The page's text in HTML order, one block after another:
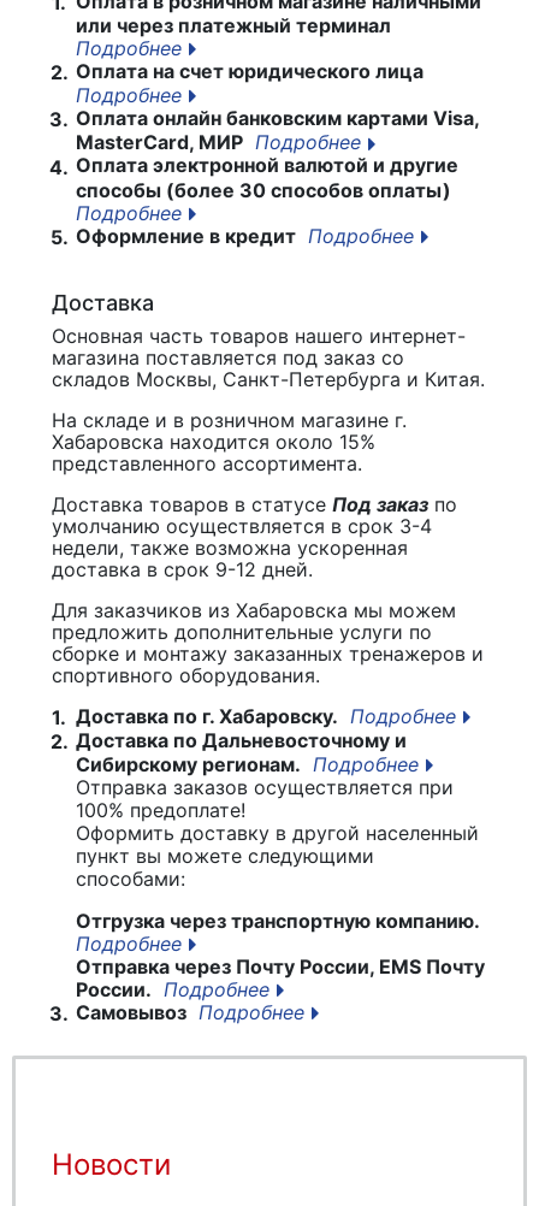
или через платежный терминал
Подробнее
2. Оплата на счет юридического лица
Подробнее
3. Оплата онлайн банковским картами Visa,
MasterCard, МИР Подробнее
4. Оплата электронной валютой и другие
способы (более 30 способов оплаты)
Подробнее
5. Оформление в кредит Подробнее
Доставка
Основная часть товаров нашего интернет-
магазина поставляется под заказ со
складов Москвы, Санкт-Петербурга и Китая.
На складе и в розничном магазине г.
Хабаровска находится около 15%
представленного ассортимента.
Доставка товаров в статусе Под заказ по
умолчанию осуществляется в срок 3-4
недели, также возможна ускоренная
доставка в срок 9-12 дней.
Для заказчиков из Хабаровска мы можем
предложить дополнительные услуги по
сборке и монтажу заказанных тренажеров и
спортивного оборудования.
1. Доставка по г. Хабаровску. Подробнее
2. Доставка по Дальневосточному и
Сибирскому регионам. Подробнее
Отправка заказов осуществляется при
100% предоплате!
Оформить доставку в другой населенный
пункт вы можете следующими
способами:
Отгрузка через транспортную компанию.
Подробнее
Отправка через Почту России, EMS Почту
России. Подробнее
3. Самовывоз Подробнее
Новости